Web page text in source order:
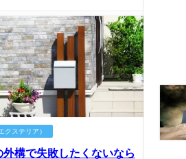
クステリア）
外構で失敗したくないなら